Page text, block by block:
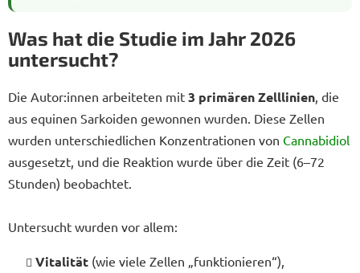
Was hat die Studie im Jahr 2026
untersucht?
Die Autor:innen arbeiteten mit 3 primären Zelllinien , die
aus equinen Sarkoiden gewonnen wurden. Diese Zellen
wurden unterschiedlichen Konzentrationen von Cannabidiol
ausgesetzt, und die Reaktion wurde über die Zeit (6–72
Stunden) beobachtet.
Untersucht wurden vor allem:
Vitalität (wie viele Zellen „funktionieren“),